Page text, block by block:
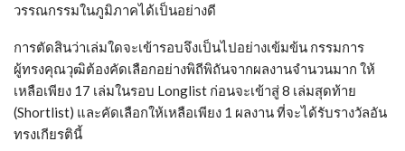
วรรณกรรมในภูมิภาคได้เป็นอย่างดี
การตัดสินว่าเล่มใดจะเข้ารอบจึงเป็นไปอย่างเข้มข้น กรรมการ
ผู้ทรงคุณวุฒิต้องคัดเลือกอย่างพิถีพิถันจากผลงานจำนวนมาก ให้
เหลือเพียง 17 เล่มในรอบ Longlist ก่อนจะเข้าสู่ 8 เล่มสุดท้าย
(Shortlist) และคัดเลือกให้เหลือเพียง 1 ผลงาน ที่จะได้รับรางวัลอัน
ทรงเกียรตินี้